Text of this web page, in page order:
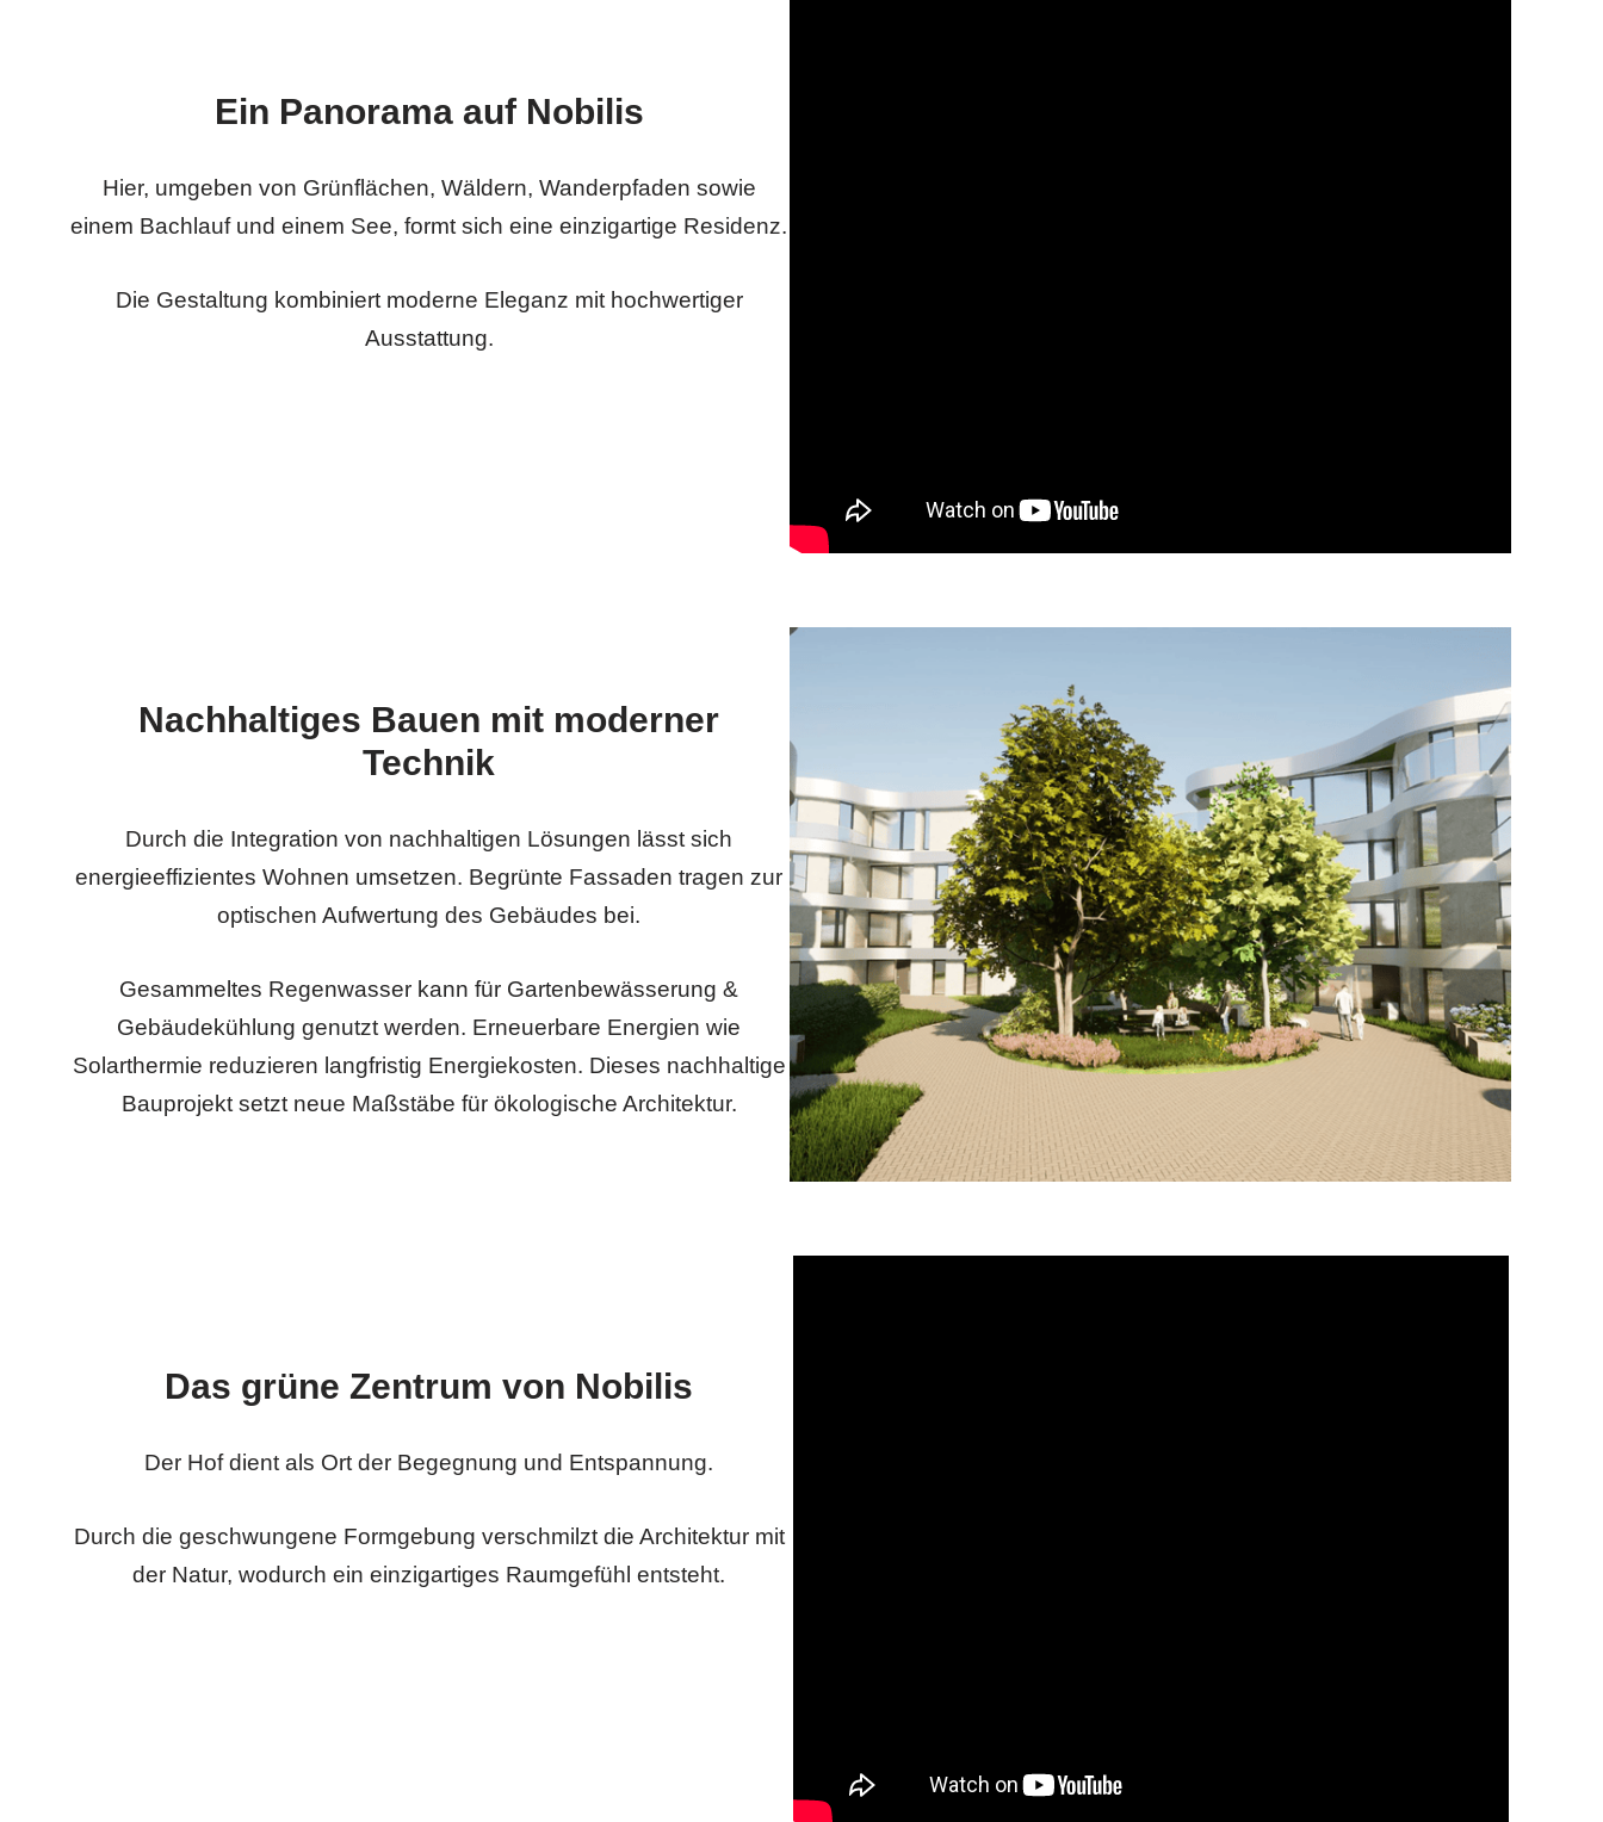
Ein Panorama auf Nobilis
Hier, umgeben von Grünflächen, Wäldern, Wanderpfaden sowie
einem Bachlauf und einem See, formt sich eine einzigartige Residenz.
Die Gestaltung kombiniert moderne Eleganz mit hochwertiger
Ausstattung.
Nachhaltiges Bauen mit moderner
Technik
Durch die Integration von nachhaltigen Lösungen lässt sich
energieeffizientes Wohnen umsetzen. Begrünte Fassaden tragen zur
optischen Aufwertung des Gebäudes bei.
Gesammeltes Regenwasser kann für Gartenbewässerung &
Gebäudekühlung genutzt werden. Erneuerbare Energien wie
Solarthermie reduzieren langfristig Energiekosten. Dieses nachhaltige
Bauprojekt setzt neue Maßstäbe für ökologische Architektur.
Das grüne Zentrum von Nobilis
Der Hof dient als Ort der Begegnung und Entspannung.
Durch die geschwungene Formgebung verschmilzt die Architektur mit
der Natur, wodurch ein einzigartiges Raumgefühl entsteht.